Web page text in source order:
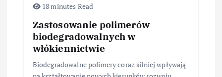
18 minutes Read
Zastosowanie polimerów
biodegradowalnych w
włókiennictwie
Biodegradowalne polimery coraz silniej wpływają